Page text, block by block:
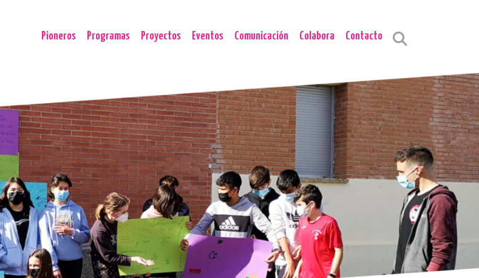
Pioneros Programas Proyectos Eventos Comunicación Colabora Contacto